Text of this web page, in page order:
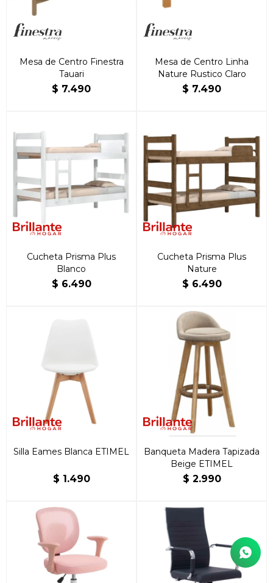
Mesa de Centro Finestra
Tauari
$ 7.490
Mesa de Centro Linha
Nature Rustico Claro
$ 7.490
Cucheta Prisma Plus
Blanco
$ 6.490
Cucheta Prisma Plus
Nature
$ 6.490
Silla Eames Blanca ETIMEL
$ 1.490
Banqueta Madera Tapizada
Beige ETIMEL
$ 2.990